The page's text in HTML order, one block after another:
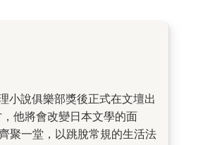
他將會改變日本文學的面
聚一堂，以跳脫常規的生活法